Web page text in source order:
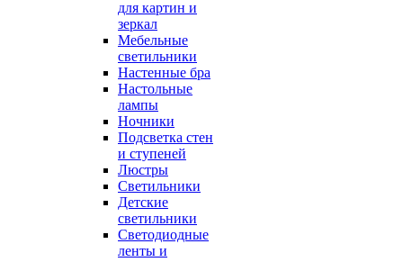
для картин и
зеркал
Мебельные
светильники
Настенные бра
Настольные
лампы
Ночники
Подсветка стен
и ступеней
Люстры
Светильники
Детские
светильники
Светодиодные
ленты и